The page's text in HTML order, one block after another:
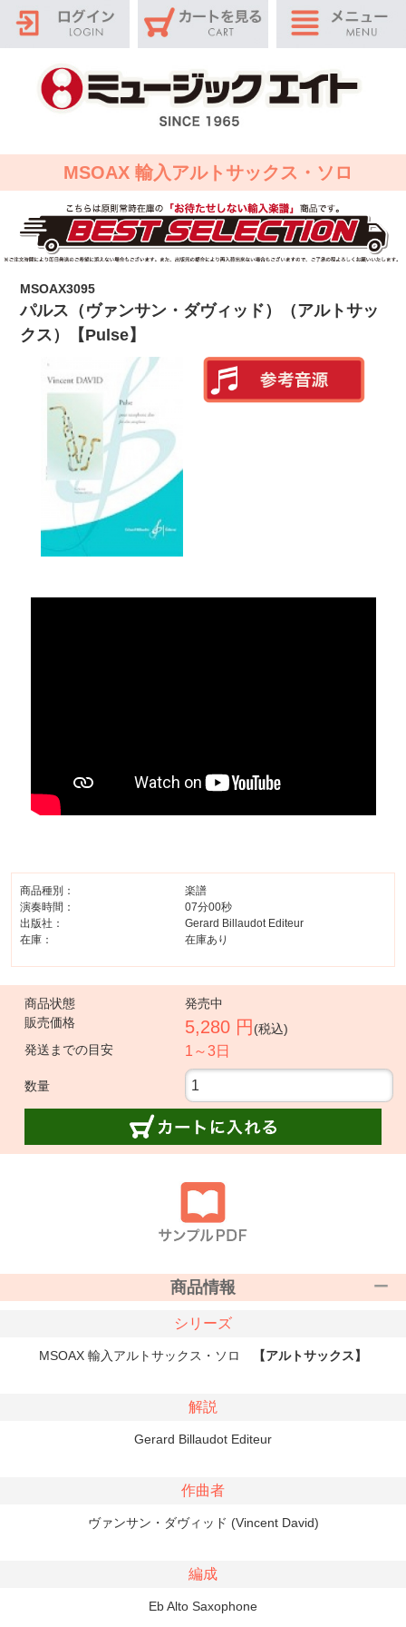
MSOAX 輸入アルトサックス・ソロ
MSOAX3095
パルス（ヴァンサン・ダヴィッド）（アルトサッ
クス）【Pulse】
商品種別：
楽譜
演奏時間：
07分00秒
出版社：
Gerard Billaudot Editeur
在庫：
在庫あり
商品状態
発売中
販売価格
5,280 円 (税込)
発送までの目安
1～3日
数量
商品情報
シリーズ
MSOAX 輸入アルトサックス・ソロ 【アルトサックス】
解説
Gerard Billaudot Editeur
作曲者
ヴァンサン・ダヴィッド (Vincent David)
編成
Eb Alto Saxophone